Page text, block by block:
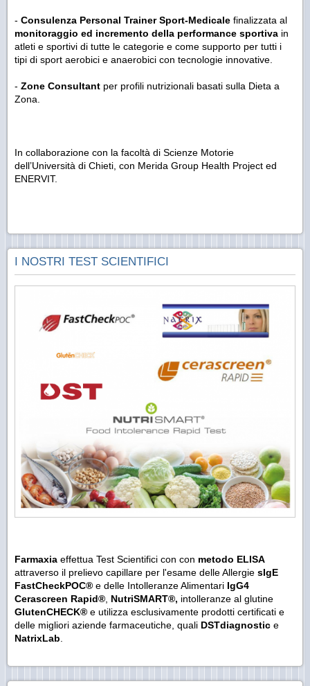
- Consulenza Personal Trainer Sport-Medicale finalizzata al
monitoraggio ed incremento della performance sportiva in
atleti e sportivi di tutte le categorie e come supporto per tutti i
tipi di sport aerobici e anaerobici con tecnologie innovative.
- Zone Consultant per profili nutrizionali basati sulla Dieta a
Zona.
In collaborazione con la facoltà di Scienze Motorie
dell’Università di Chieti, con Merida Group Health Project ed
ENERVIT.
I NOSTRI TEST SCIENTIFICI
Farmaxia effettua Test Scientifici con con metodo ELISA
attraverso il prelievo capillare per l'esame delle Allergie sIgE
FastCheckPOC® e delle Intolleranze Alimentari IgG4
Cerascreen Rapid® NutriSMART®, intolleranze al glutine
GlutenCHECK® e utilizza esclusivamente prodotti certificati e
delle migliori aziende farmaceutiche, quali DSTdiagnostic e
NatrixLab